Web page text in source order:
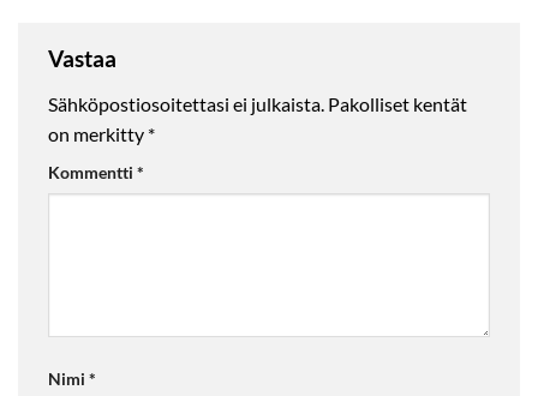
Vastaa
Sähköpostiosoitettasi ei julkaista. Pakolliset kentät
on merkitty *
Kommentti *
Nimi *